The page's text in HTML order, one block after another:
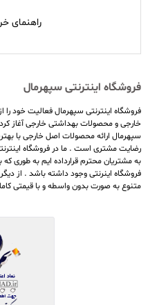
راهنمای
فروشگاه اینترنتی سپهرمال
خارجی و محصولات بهداشتی خارجی آغاز
سپهرمال ارائه محصولات اصل خارجی با
رضایت مشتری است . ما در فروشگاه
به مشتریان محترم قرارداده ایم به طوری
فروشگاه اینرنتی وجود داشته باشد . از
متنوع به صورت بدون واسطه و با قیمتی